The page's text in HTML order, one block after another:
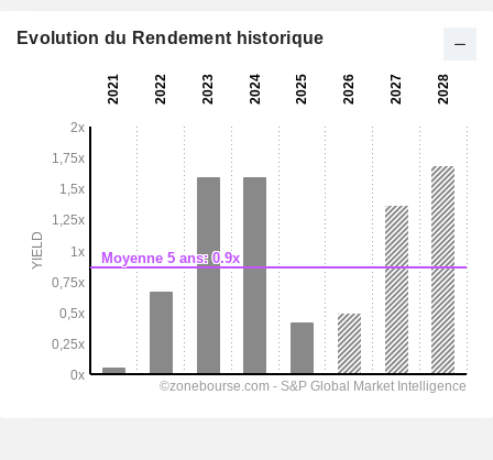
Evolution du Rendement historique